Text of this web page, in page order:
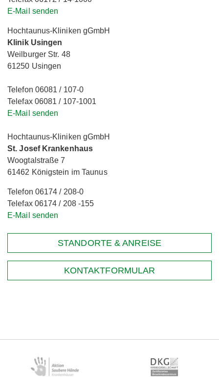
E-Mail senden
Hochtaunus-Kliniken gGmbH
Klinik Usingen
Weilburger Str. 48
61250 Usingen
Telefon 06081 / 107-0
Telefax 06081 / 107-1001
E-Mail senden
Hochtaunus-Kliniken gGmbH
St. Josef Krankenhaus
Woogtalstraße 7
61462 Königstein im Taunus
Telefon 06174 / 208-0
Telefax 06174 / 208 -155
E-Mail senden
STANDORTE & ANREISE
KONTAKTFORMULAR